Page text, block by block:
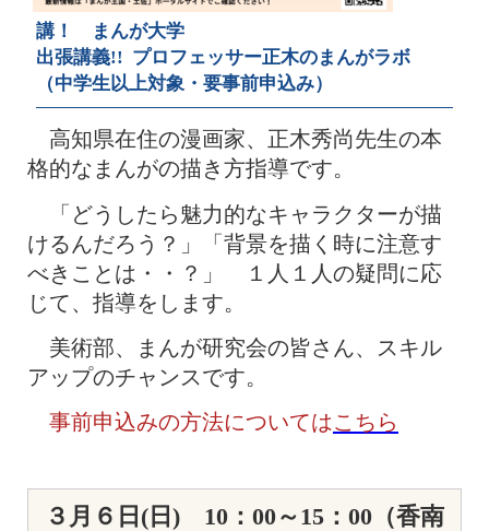
講！ まんが大学
出張講義!! プロフェッサー正木のまんがラボ
（中学生以上対象・要事前申込み）
高知県在住の漫画家、正木秀尚先生の本
格的なまんがの描き方指導です。
「どうしたら魅力的なキャラクターが描
けるんだろう？」「背景を描く時に注意す
べきことは・・？」 １人１人の疑問に応
じて、指導をします。
美術部、まんが研究会の皆さん、スキル
アップのチャンスです。
事前申込みの方法についてはこちら
３月６日(日) 10：00～15：00（香南